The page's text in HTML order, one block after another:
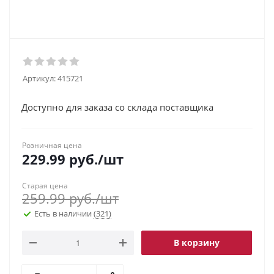
Артикул:415721
Доступно для заказа со склада поставщика
Розничная цена
229.99 руб./шт
Старая цена
259.99руб./шт
Есть в наличии (321)
В корзину